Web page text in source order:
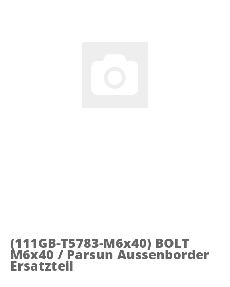
(111GB-T5783-M6x40) BOLT
M6x40 / Parsun Aussenborder
Ersatzteil